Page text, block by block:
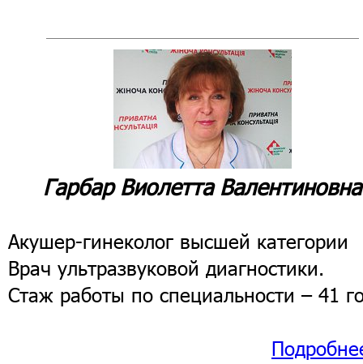
Гарбар Виолетта Валентиновна
Акушер-гинеколог высшей категории
Врач ультразвуковой диагностики.
Стаж работы по специальности – 41